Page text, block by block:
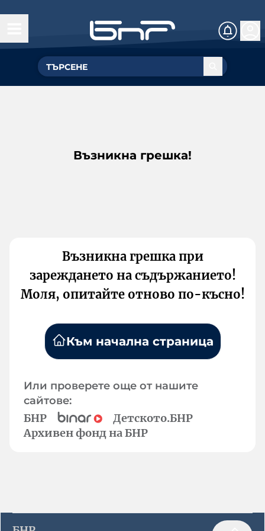
Възникна грешка!
Възникна грешка при
зареждането на съдържанието!
Моля, опитайте отново по-късно!
Към начална страница
Или проверете още от нашите
сайтове:
БНР
Детското.БНР
Архивен фонд на БНР